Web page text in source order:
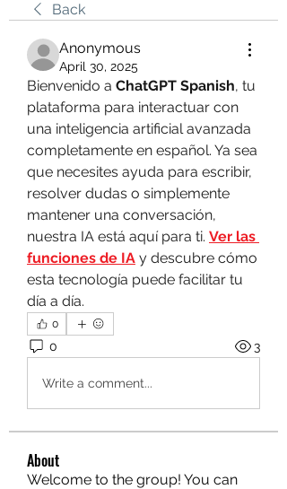
Back
Anonymous
April 30, 2025
Bienvenido a ChatGPT Spanish, tu
plataforma para interactuar con
una inteligencia artificial avanzada
completamente en español. Ya sea
que necesites ayuda para escribir,
resolver dudas o simplemente
mantener una conversación,
nuestra IA está aquí para ti. Ver las
funciones de IA y descubre cómo
esta tecnología puede facilitar tu
día a día.
0
0 3
Write a comment...
About
Welcome to the group! You can